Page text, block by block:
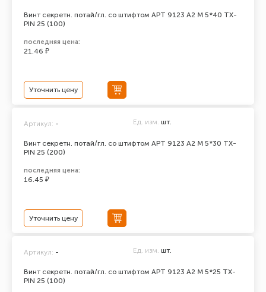
Винт секретн. потай/гл. со штифтом АРТ 9123 А2 M 5*40 TX-
PIN 25 (100)
последняя цена:
21.46 ₽
Уточнить цену
Винт секретн. потай/гл. со штифтом АРТ 9123 А2 M 5*30 TX-
PIN 25 (200)
Артикул: - Ед. изм. шт.
последняя цена:
16.45 ₽
Уточнить цену
Винт секретн. потай/гл. со штифтом АРТ 9123 А2 M 5*25 TX-
PIN 25 (100)
Артикул: - Ед. изм. шт.